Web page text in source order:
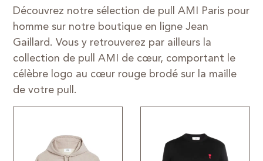
Découvrez notre sélection de pull AMI Paris pour
homme sur notre boutique en ligne Jean
Gaillard. Vous y retrouverez par ailleurs la
collection de pull AMI de cœur, comportant le
célèbre logo au cœur rouge brodé sur la maille
de votre pull.